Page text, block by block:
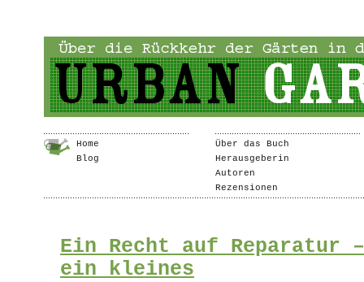
Home
Blog
Über das Buch
Herausgeberin
Autoren
Rezensionen
Ein Recht auf Reparatur
ein kleines